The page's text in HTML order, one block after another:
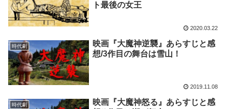
ト最後の女王
2020.03.22
時代劇
映画『大魔神逆襲』あらすじと感
想/3作目の舞台は雪山！
2019.11.08
時代劇
映画『大魔神怒る』あらすじと感